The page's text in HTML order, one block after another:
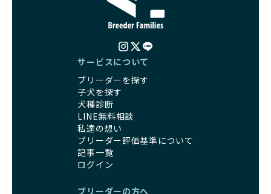
サービスについて
ブリーダーを探す
子犬を探す
犬種診断
LINE無料相談
私達の想い
ブリーダー評価基準について
記事一覧
ログイン
ブリーダーの方へ